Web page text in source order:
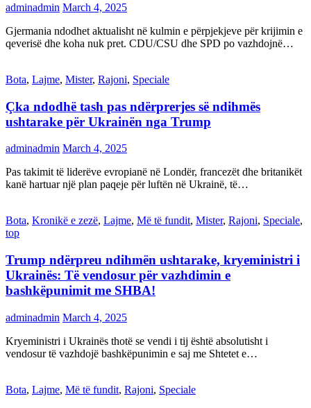
adminadmin March 4, 2025
Gjermania ndodhet aktualisht në kulmin e përpjekjeve për krijimin e
qeverisë dhe koha nuk pret. CDU/CSU dhe SPD po vazhdojnë…
Bota, Lajme, Mister, Rajoni, Speciale
Çka ndodhë tash pas ndërprerjes së ndihmës
ushtarake për Ukrainën nga Trump
adminadmin March 4, 2025
Pas takimit të liderëve evropianë në Londër, francezët dhe britanikët
kanë hartuar një plan paqeje për luftën në Ukrainë, të…
Bota, Kronikë e zezë, Lajme, Më të fundit, Mister, Rajoni, Speciale,
top
Trump ndërpreu ndihmën ushtarake, kryeministri i
Ukrainës: Të vendosur për vazhdimin e
bashkëpunimit me SHBA!
adminadmin March 4, 2025
Kryeministri i Ukrainës thotë se vendi i tij është absolutisht i
vendosur të vazhdojë bashkëpunimin e saj me Shtetet e…
Bota, Lajme, Më të fundit, Rajoni, Speciale